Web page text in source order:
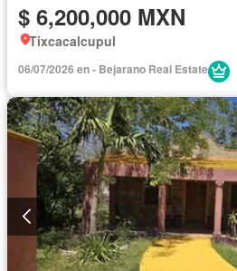
$ 6,200,000 MXN
Tixcacalcupul
06/07/2026 en - Bejarano Real Estate